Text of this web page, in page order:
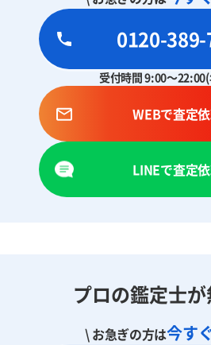
0120-
受付時間 9:00～
WEBで査定
LINEで査定
プロの鑑定士
\ お急ぎの方は今すぐ